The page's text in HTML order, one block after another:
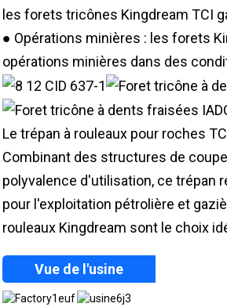
les forets tricônes Kingdream TCI
● Opérations minières : les forets
opérations minières dans des
Le trépan à rouleaux pour roches
Combinant des structures de
polyvalence d'utilisation, ce trépan
pour l'exploitation pétrolière et
rouleaux Kingdream sont le choix
Vue de l'usine